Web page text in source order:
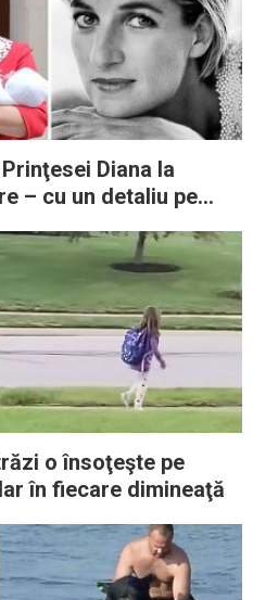
Diana la
– cu un detaliu pe
o însoţeşte pe
în fiecare dimineaţă